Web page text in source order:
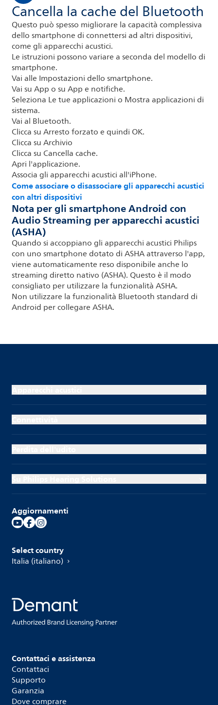
Cancella la cache del Bluetooth
Questo può spesso migliorare la capacità complessiva
dello smartphone di connettersi ad altri dispositivi,
come gli apparecchi acustici.
Le istruzioni possono variare a seconda del modello di
smartphone.
Vai alle Impostazioni dello smartphone.
Vai su App o su App e notifiche.
Seleziona Le tue applicazioni o Mostra applicazioni di
sistema.
Vai al Bluetooth.
Clicca su Arresto forzato e quindi OK.
Clicca su Archivio
Clicca su Cancella cache.
Apri l'applicazione.
Associa gli apparecchi acustici all'iPhone.
Come associare o disassociare gli apparecchi acustici
con altri dispositivi
Nota per gli smartphone Android con
Audio Streaming per apparecchi acustici
(ASHA)
Quando si accoppiano gli apparecchi acustici Philips
con uno smartphone dotato di ASHA attraverso l'app,
viene automaticamente reso disponibile anche lo
streaming diretto nativo (ASHA). Questo è il modo
consigliato per utilizzare la funzionalità ASHA.
Non utilizzare la funzionalità Bluetooth standard di
Android per collegare ASHA.
Contattaci e assistenza
Contattaci
Supporto
Garanzia
Dove comprare
Aggiornamenti
Select country
Italia (italiano)